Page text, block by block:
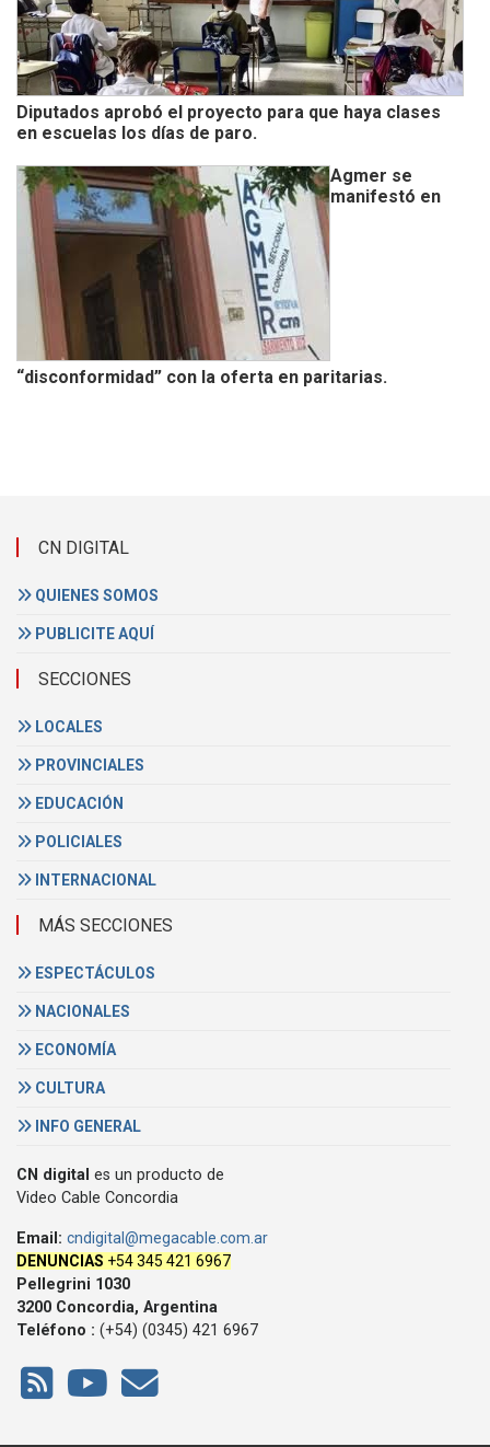
Diputados aprobó el proyecto para que haya clases
en escuelas los días de paro.
Agmer se
manifestó en
“disconformidad” con la oferta en paritarias.
CN DIGITAL
QUIENES SOMOS
PUBLICITE AQUÍ
SECCIONES
LOCALES
PROVINCIALES
EDUCACIÓN
POLICIALES
INTERNACIONAL
MÁS SECCIONES
ESPECTÁCULOS
NACIONALES
ECONOMÍA
CULTURA
INFO GENERAL
CN digital es un producto de
Video Cable Concordia
Email: cndigital@megacable.com.ar
DENUNCIAS +54 345 421 6967
Pellegrini 1030
3200 Concordia, Argentina
Teléfono : (+54) (0345) 421 6967